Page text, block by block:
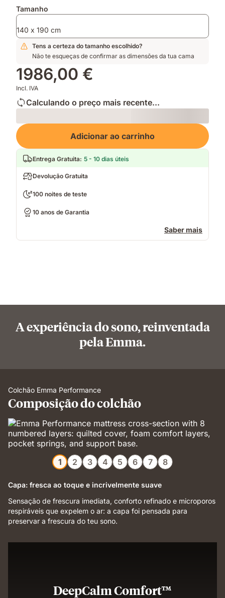
Tamanho
140 x 190 cm
Tens a certeza do tamanho escolhido?
Não te esqueças de confirmar as dimensões da tua cama
1986,00 €
Incl. IVA
Calculando o preço mais recente...
Loading
Adicionar ao carrinho
Entrega Gratuita: 5 - 10 dias úteis
Devolução Gratuita
100 noites de teste
10 anos de Garantia
Saber mais
A experiência do sono, reinventada
pela Emma.
Colchão Emma Performance
Composição do colchão
1 2 3 4 5 6 7 8
Capa: fresca ao toque e incrivelmente suave
Sensação de frescura imediata, conforto refinado e microporos
respiráveis que expelem o ar: a capa foi pensada para
preservar a frescura do teu sono.
DeepCalm Comfort™